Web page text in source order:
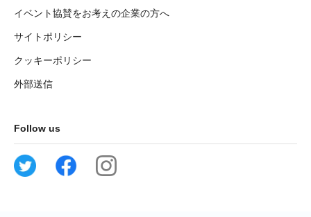
イベント協賛をお考えの企業の方へ
サイトポリシー
クッキーポリシー
外部送信
Follow us